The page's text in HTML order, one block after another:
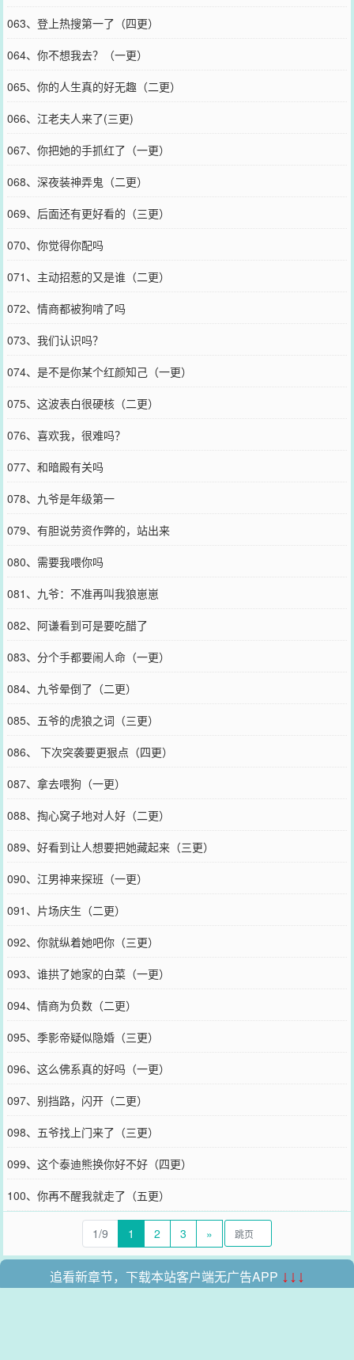
063、登上热搜第一了（四更）
064、你不想我去？（一更）
065、你的人生真的好无趣（二更）
066、江老夫人来了(三更)
067、你把她的手抓红了（一更）
068、深夜装神弄鬼（二更）
069、后面还有更好看的（三更）
070、你觉得你配吗
071、主动招惹的又是谁（二更）
072、情商都被狗啃了吗
073、我们认识吗？
074、是不是你某个红颜知己（一更）
075、这波表白很硬核（二更）
076、喜欢我，很难吗？
077、和暗殿有关吗
078、九爷是年级第一
079、有胆说劳资作弊的，站出来
080、需要我喂你吗
081、九爷：不准再叫我狼崽崽
082、阿谦看到可是要吃醋了
083、分个手都要闹人命（一更）
084、九爷晕倒了（二更）
085、五爷的虎狼之词（三更）
086、 下次突袭要更狠点（四更）
087、拿去喂狗（一更）
088、掏心窝子地对人好（二更）
089、好看到让人想要把她藏起来（三更）
090、江男神来探班（一更）
091、片场庆生（二更）
092、你就纵着她吧你（三更）
093、谁拱了她家的白菜（一更）
094、情商为负数（二更）
095、季影帝疑似隐婚（三更）
096、这么佛系真的好吗（一更）
097、别挡路，闪开（二更）
098、五爷找上门来了（三更）
099、这个泰迪熊换你好不好（四更）
100、你再不醒我就走了（五更）
1/9 1 2 3 »
追看新章节，下载本站客户端无广告APP ↓↓↓